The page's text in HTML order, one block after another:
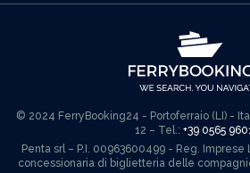
© 2024 FerryBooking24 - Portoferraio (LI) -
12 – Tel.: +39 0565
Penta srl – P.I. 00963600499 - Reg. Imprese
concessionaria di biglietteria delle